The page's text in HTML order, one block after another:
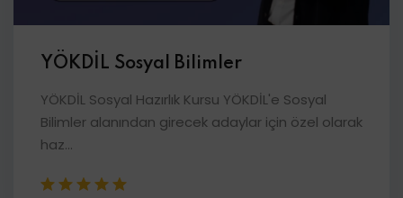
YÖKDİL Sosyal Bilimler
YÖKDİL Sosyal Hazırlık Kursu YÖKDİL'e Sosyal
Bilimler alanından girecek adaylar için özel olarak
haz...